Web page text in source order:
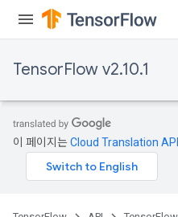
TensorFlow v2.10.1
이 페이지는Cloud Translation API